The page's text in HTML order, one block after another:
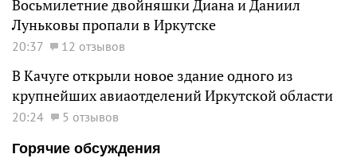
Восьмилетние двойняшки Диана и Даниил
Луньковы пропали в Иркутске
20:37 12 отзывов
В Качуге открыли новое здание одного из
крупнейших авиаотделений Иркутской области
20:24
5 отзывов
Горячие обсуждения